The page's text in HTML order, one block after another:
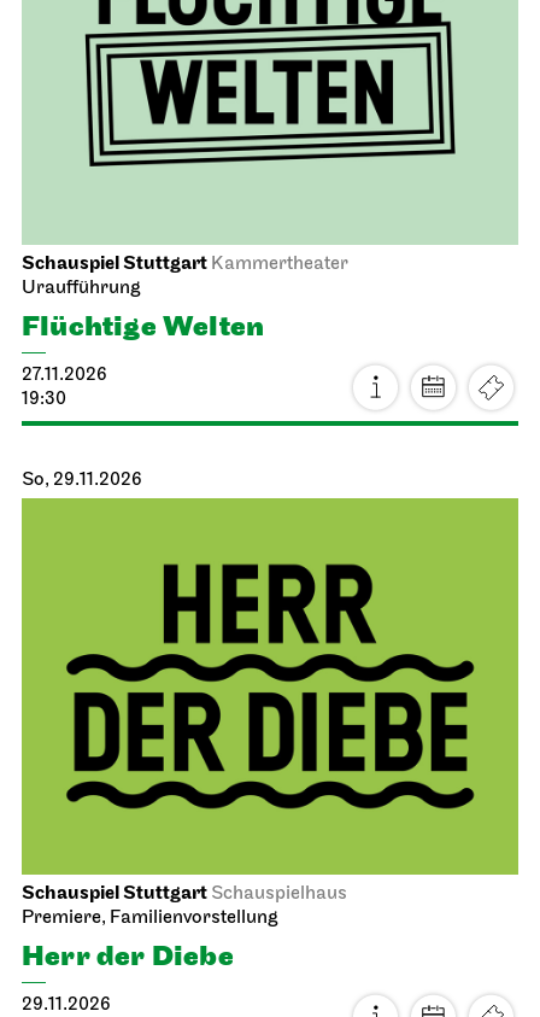
Schauspiel Stuttgart Kammertheater
Uraufführung
Flüchtige Welten
27.11.2026
19:30
So, 29.11.2026
Schauspiel Stuttgart Schauspielhaus
Premiere, Familienvorstellung
Herr der Diebe
29.11.2026